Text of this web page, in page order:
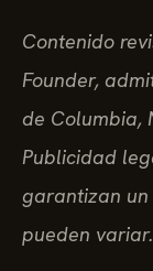
Contenido
Founder,
de Columbia,
Publicidad
garantizan
pueden variar.